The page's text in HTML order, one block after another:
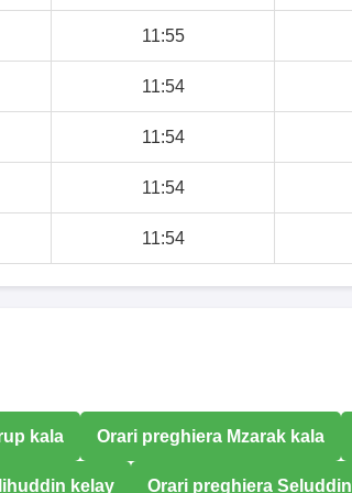
11:55
11:54
11:54
11:54
11:54
kala Orari preghiera Mzarak kala
kelay Orari preghiera Seluddin